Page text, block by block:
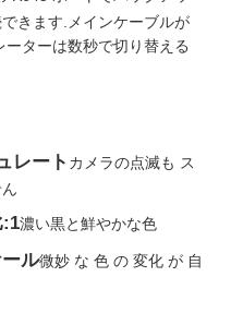
きます.メインケーブルが
ターは数秒で切り替える
レート カメラの点滅も ス
:1濃い黒と鮮やかな色
ル微妙 な 色 の 変化 が 自